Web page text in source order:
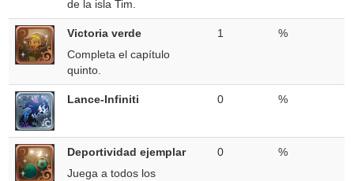
de la isla Tim.
Victoria verde
Completa el capítulo
quinto.
1 %
Lance-Infiniti 0 %
Deportividad ejemplar
Juega a todos los
0 %